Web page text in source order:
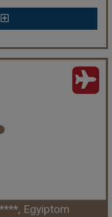
Sheikh repülővel
***
| 7 éjEgyiptom